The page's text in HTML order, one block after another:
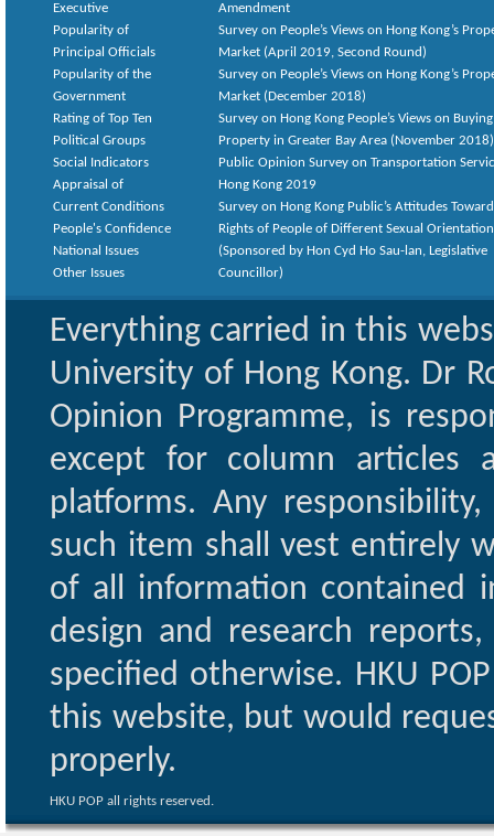
Executive
Popularity of
Principal Officials
Popularity of the
Government
Rating of Top Ten
Political Groups
Social Indicators
Appraisal of
Current Conditions
People's Confidence
National Issues
Other Issues
Amendment
Survey on People’s Views on Hong Kong’s
Market (April 2019, Second Round)
Survey on People’s Views on Hong Kong’s
Market (December 2018)
Survey on Hong Kong People’s Views on Buying
Property in Greater Bay Area (November 2018)
Public Opinion Survey on Transportation
Hong Kong 2019
Survey on Hong Kong Public’s Attitudes
Rights of People of Different Sexual
(Sponsored by Hon Cyd Ho Sau-lan, Legislative
Councillor)
Everything carried in this
University of Hong Kong. Dr
Opinion Programme, is
except for column articles
platforms. Any
such item shall vest entirely
of all information contained
design and research
specified otherwise. HKU
this website, but would
properly.
HKU POP all rights reserved.